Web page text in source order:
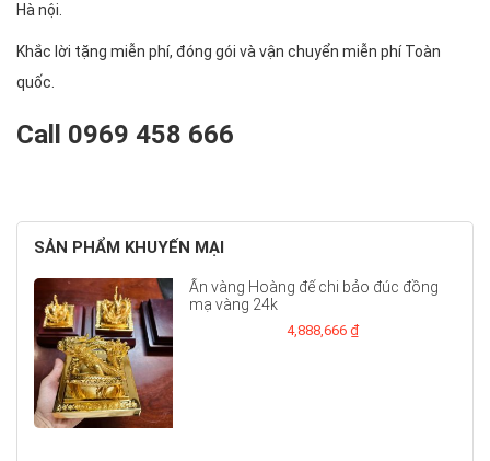
Hà nội.
Khắc lời tặng miễn phí, đóng gói và vận chuyển miễn phí Toàn
quốc.
Call 0969 458 666
SẢN PHẨM KHUYẾN MẠI
Ấn vàng Hoàng đế chi bảo đúc đồng
mạ vàng 24k
4,888,666 ₫